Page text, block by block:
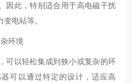
因此，特别适合用于高电磁干扰
变电站等。
环境
可以轻松集成到狭小或复杂的环
可以通过特定的设计，适应高